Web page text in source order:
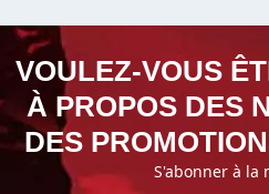
VOULEZ-VOUS
À PROPOS DES
DES
S'abonner à la